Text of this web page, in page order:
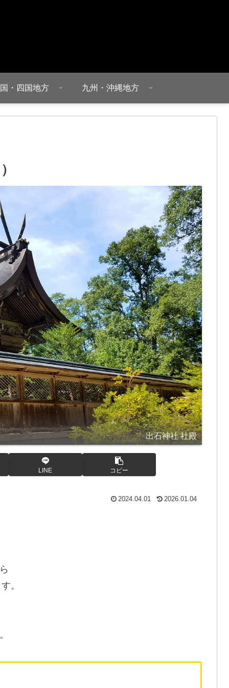
・四国地方 九州・沖縄地方
出石神社 社殿
LINE コピー
2024.04.01 2026.01.04
。